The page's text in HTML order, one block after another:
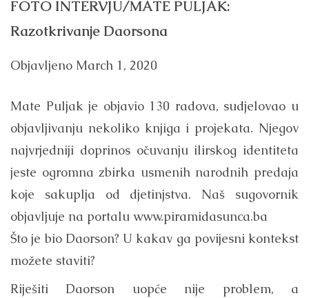
FOTO INTERVJU/MATE PULJAK:
Razotkrivanje Daorsona
Objavljeno March 1, 2020
Mate Puljak je objavio 130 radova, sudjelovao u
objavljivanju nekoliko knjiga i projekata. Njegov
najvrjedniji doprinos očuvanju ilirskog identiteta
jeste ogromna zbirka usmenih narodnih predaja
koje sakuplja od djetinjstva. Naš sugovornik
objavljuje na portalu www.piramidasunca.ba
Što je bio Daorson? U kakav ga povijesni kontekst
možete staviti?
Riješiti Daorson uopće nije problem, a